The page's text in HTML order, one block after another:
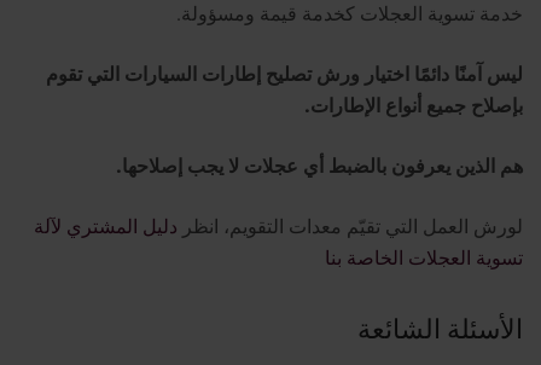
خدمة تسوية العجلات كخدمة قيمة ومسؤولة.
ليس آمنًا دائمًا اختيار ورش تصليح إطارات السيارات التي تقوم
بإصلاح جميع أنواع الإطارات.
هم الذين يعرفون بالضبط أي عجلات لا يجب إصلاحها.
لورش العمل التي تقيّم معدات التقويم، انظر دليل المشتري لآلة
تسوية العجلات الخاصة بنا
الأسئلة الشائعة